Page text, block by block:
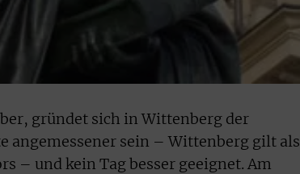
gründet sich in Wittenberg der
angemessener sein – Wittenberg gilt als
– und kein Tag besser geeignet. Am